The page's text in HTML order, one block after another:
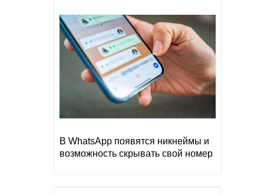
В WhatsApp появятся никнеймы и
возможность скрывать свой номер